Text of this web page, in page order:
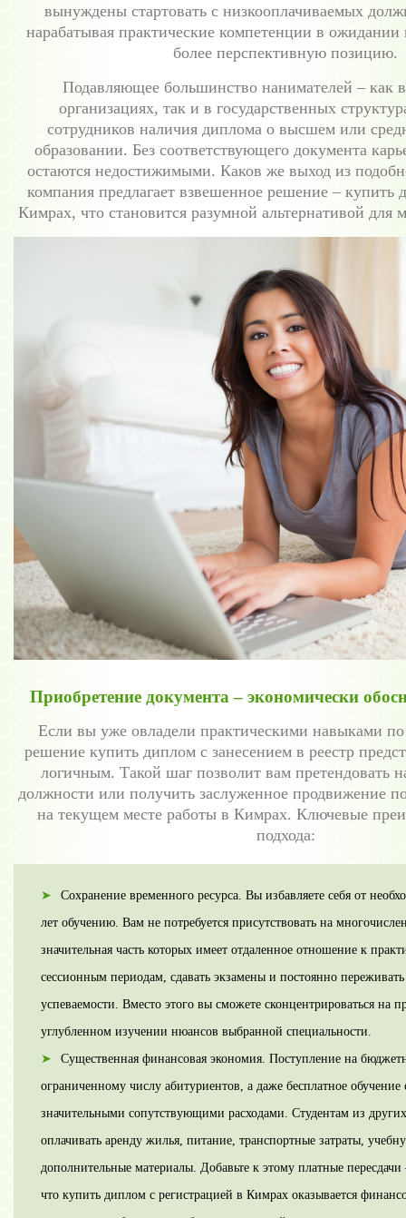
вынуждены стартовать с низкооплачиваемых
нарабатывая практические компетенции в ожидании
более перспективную позицию.
Подавляющее большинство нанимателей – как
организациях, так и в государственных
сотрудников наличия диплома о высшем или
образовании. Без соответствующего документа
остаются недостижимыми. Каков же выход из
компания предлагает взвешенное решение – купить
Кимрах, что становится разумной альтернативой для
Приобретение документа – экономически
Если вы уже овладели практическими навыками
решение купить диплом с занесением в реестр
логичным. Такой шаг позволит вам претендовать
должности или получить заслуженное продвижение
на текущем месте работы в Кимрах. Ключевые
подхода:
Сохранение временного ресурса. Вы избавляете себя от
лет обучению. Вам не потребуется присутствовать на
значительная часть которых имеет отдаленное отношение к
сессионным периодам, сдавать экзамены и постоянно
успеваемости. Вместо этого вы сможете сконцентрироваться на
углубленном изучении нюансов выбранной специальности.
Существенная финансовая экономия. Поступление на
ограниченному числу абитуриентов, а даже бесплатное обучение
значительными сопутствующими расходами. Студентам из
оплачивать аренду жилья, питание, транспортные затраты,
дополнительные материалы. Добавьте к этому платные
что купить диплом с регистрацией в Кимрах оказывается